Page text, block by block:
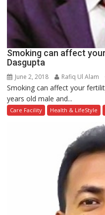
Smoking can affect
Dasgupta
June 2, 2018 Rafiq Ul Alam
Smoking can affect your
years old male and...
Care Facility Health & LifeStyle